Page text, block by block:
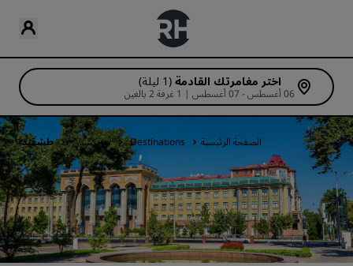
اختر مغامرتك القادمة (1 ليلة)
06 أغسطس - 07 أغسطس | 1 غرفة 2 بالغين
الصفحة الرئيسية Destinations أوزبكستان طشقند